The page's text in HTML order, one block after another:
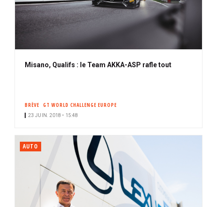
Misano, Qualifs : le Team AKKA-ASP rafle tout
BRÈVE GT WORLD CHALLENGE EUROPE
23 JUIN. 2018 • 15:48
AUTO